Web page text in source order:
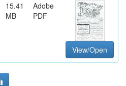
15.41
MB
Adobe
PDF
View/Open